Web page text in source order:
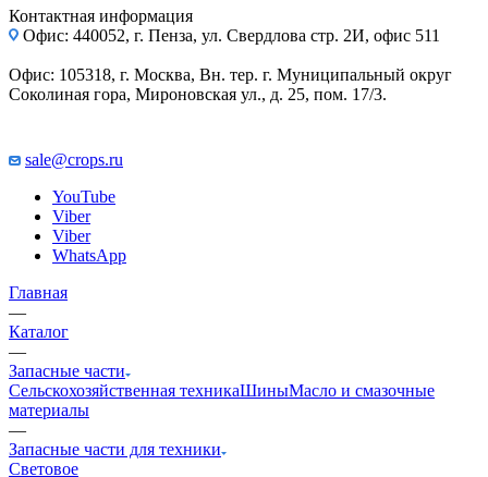
Контактная информация
Офис: 440052, г. Пенза, ул. Свердлова стр. 2И, офис 511
Офис: 105318, г. Москва, Вн. тер. г. Муниципальный округ
Соколиная гора, Мироновская ул., д. 25, пом. 17/3.
sale@crops.ru
YouTube
Viber
Viber
WhatsApp
Главная
—
Каталог
—
Запасные части
Сельскохозяйственная техникаШиныМасло и смазочные
материалы
—
Запасные части для техники
Световое